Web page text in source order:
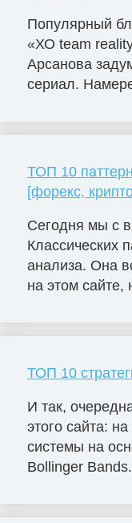
Популярный
«ХО team
Арсанова
сериал.
ТОП 10
[форекс,
Сегодня мы с
Классических
анализа. Она
на этом сайте,
ТОП 10
И так,
этого сайта:
системы на
Bollinger